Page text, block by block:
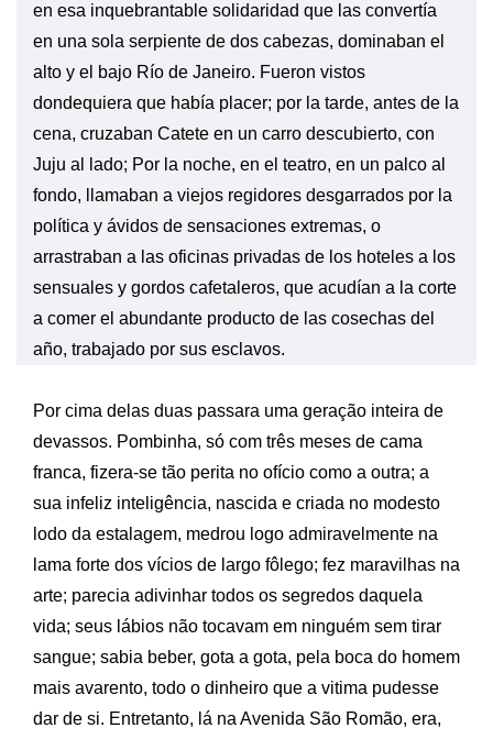
en esa inquebrantable solidaridad que las convertía
en una sola serpiente de dos cabezas, dominaban el
alto y el bajo Río de Janeiro. Fueron vistos
dondequiera que había placer; por la tarde, antes de la
cena, cruzaban Catete en un carro descubierto, con
Juju al lado; Por la noche, en el teatro, en un palco al
fondo, llamaban a viejos regidores desgarrados por la
política y ávidos de sensaciones extremas, o
arrastraban a las oficinas privadas de los hoteles a los
sensuales y gordos cafetaleros, que acudían a la corte
a comer el abundante producto de las cosechas del
año, trabajado por sus esclavos.
Por cima delas duas passara uma geração inteira de
devassos. Pombinha, só com três meses de cama
franca, fizera-se tão perita no ofício como a outra; a
sua infeliz inteligência, nascida e criada no modesto
lodo da estalagem, medrou logo admiravelmente na
lama forte dos vícios de largo fôlego; fez maravilhas na
arte; parecia adivinhar todos os segredos daquela
vida; seus lábios não tocavam em ninguém sem tirar
sangue; sabia beber, gota a gota, pela boca do homem
mais avarento, todo o dinheiro que a vitima pudesse
dar de si. Entretanto, lá na Avenida São Romão, era,